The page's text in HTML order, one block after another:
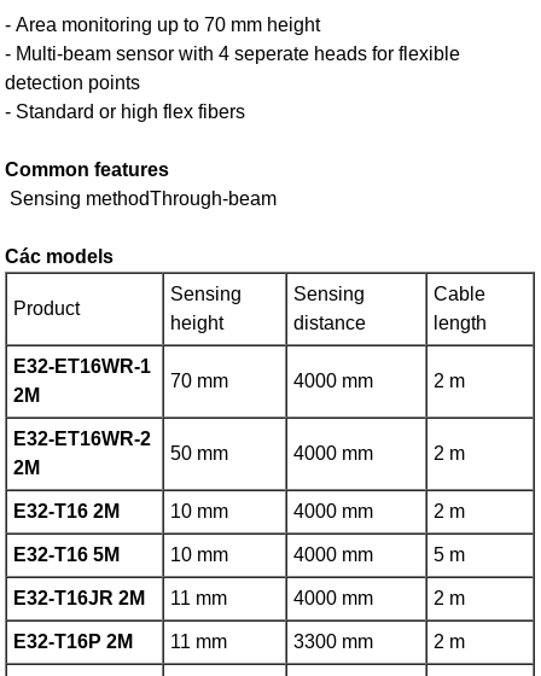
- Area monitoring up to 70 mm height
- Multi-beam sensor with 4 seperate heads for flexible
detection points
- Standard or high flex fibers
Common features
Sensing methodThrough-beam
Các models
Product
Sensing
height
Sensing
distance
Cable
length
E32-ET16WR-1
2M
70 mm 4000 mm 2 m
E32-ET16WR-2
2M
50 mm 4000 mm 2 m
E32-T16 2M 10 mm 4000 mm 2 m
E32-T16 5M 10 mm 4000 mm 5 m
E32-T16JR 2M 11 mm 4000 mm 2 m
E32-T16P 2M 11 mm 3300 mm 2 m